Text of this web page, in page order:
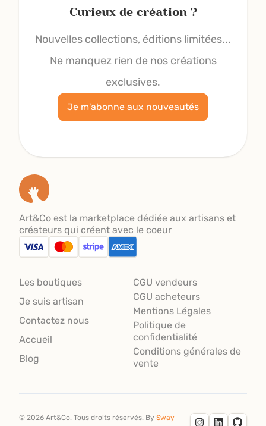
Curieux de création ?
Nouvelles collections, éditions limitées...
Ne manquez rien de nos créations
exclusives.
Je m'abonne aux nouveautés
Art&Co est la marketplace dédiée aux artisans et
créateurs qui créent avec le coeur
Les boutiques
Je suis artisan
Contactez nous
Accueil
Blog
CGU vendeurs
CGU acheteurs
Mentions Légales
Politique de
confidentialité
Conditions générales de
vente
© 2026 Art&Co. Tous droits réservés. By Sway